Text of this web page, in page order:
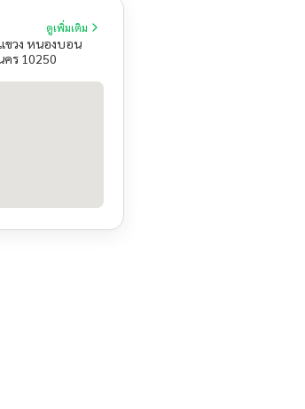
ดูเพิ่มเติม
ขวง หนองบอน
คร 10250